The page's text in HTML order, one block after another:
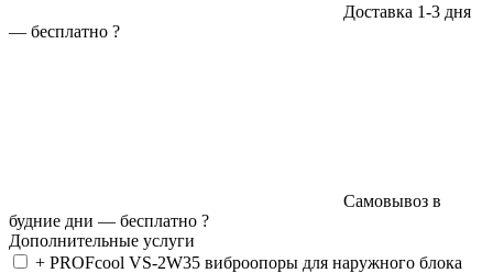
Доставка 1-3 дня
— бесплатно ?
Самовывоз в
будние дни — бесплатно ?
Дополнительные услуги
+ PROFcool VS-2W35 виброопоры для наружного блока